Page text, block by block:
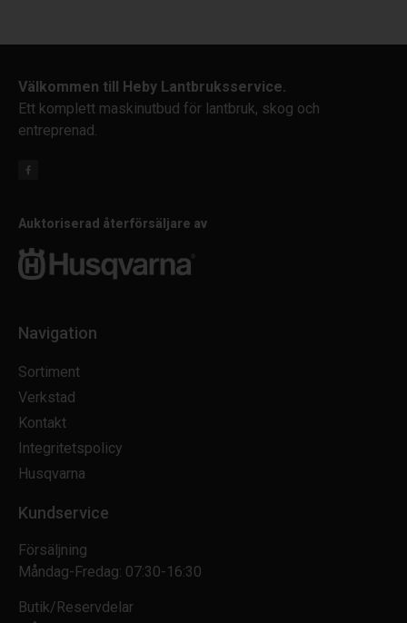
Välkommen till Heby Lantbruksservice.
Ett komplett maskinutbud för lantbruk, skog och
entreprenad.
Auktoriserad återförsäljare av
Navigation
Sortiment
Verkstad
Kontakt
Integritetspolicy
Husqvarna
Kundservice
Försäljning
Måndag-Fredag: 07:30-16:30
Butik/Reservdelar